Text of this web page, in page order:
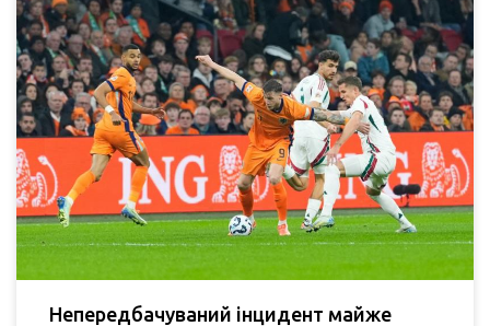
Непередбачуваний інцидент майже